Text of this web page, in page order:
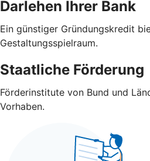
Darlehen Ihrer Bank
Ein günstiger Gründungskredit
Gestaltungsspielraum.
Staatliche Förderung
Förderinstitute von Bund und
Vorhaben.